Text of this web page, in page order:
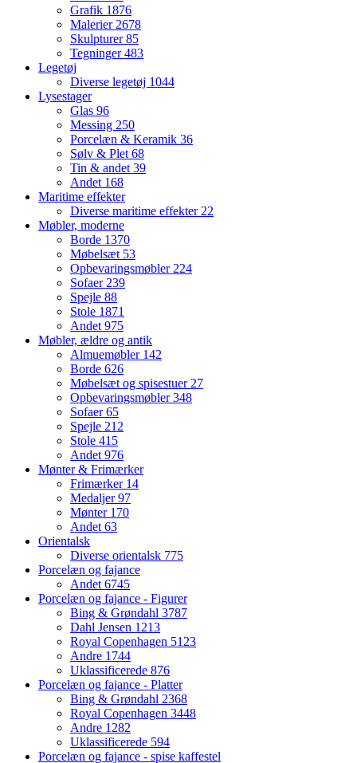
Grafik 1876
Malerier 2678
Skulpturer85
Tegninger483
Legetøj
Diverse legetøj 1044
Lysestager
Glas 96
Messing 250
Porcelæn & Keramik 36
Sølv & Plet 68
Tin & andet 39
Andet 168
Maritime effekter
Diverse maritime effekter 22
Møbler, moderne
Borde 1370
Møbelsæt 53
Opbevaringsmøbler 224
Sofaer 239
Spejle 88
Stole 1871
Andet 975
Møbler, ældre og antik
Almuemøbler 142
Borde 626
Møbelsæt og spisestuer 27
Opbevaringsmøbler348
Sofaer65
Spejle 212
Stole 415
Andet 976
Mønter & Frimærker
Frimærker 14
Medaljer97
Mønter 170
Andet 63
Orientalsk
Diverse orientalsk 775
Porcelæn og fajance
Andet 6745
Porcelæn og fajance - Figurer
Bing & Grøndahl 3787
Dahl Jensen 1213
Royal Copenhagen 5123
Andre 1744
Uklassificerede 876
Porcelæn og fajance - Platter
Bing & Grøndahl 2368
Royal Copenhagen 3448
Andre 1282
Uklassificerede 594
Porcelæn og fajance - spise kaffestel